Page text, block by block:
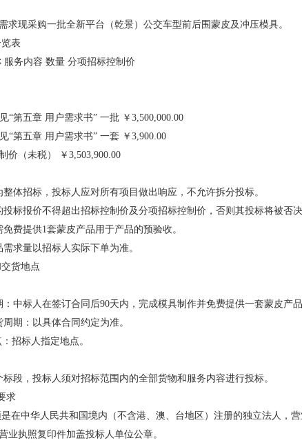
求现采购一批全新平台（乾景）公交车型前后围蒙皮及冲压模具。
表
服务内容 数量 分项招标控制价
“第五章 用户需求书” 一批 ￥3,500,000.00
“第五章 用户需求书” 一套 ￥3,900.00
价（未税） ￥3,503,900.00
整体招标，投标人应对所有项目做出响应，不允许拆分投标。
投标报价不得超出招标控制价及分项招标控制价，否则其投标将被否决
免费提供1套蒙皮产品用于产品的预验收。
需求量以招标人实际下单为准。
货地点
：中标人在签订合同后90天内，完成模具制作并免费提供一套蒙皮产
周期：以具体合同约定为准。
招标人指定地点。
段，投标人须对招标范围内的全部货物和服务内容进行投标。
求
在中华人民共和国境内（不含港、澳、台地区）注册的独立法人，
业执照复印件加盖投标人单位公章。